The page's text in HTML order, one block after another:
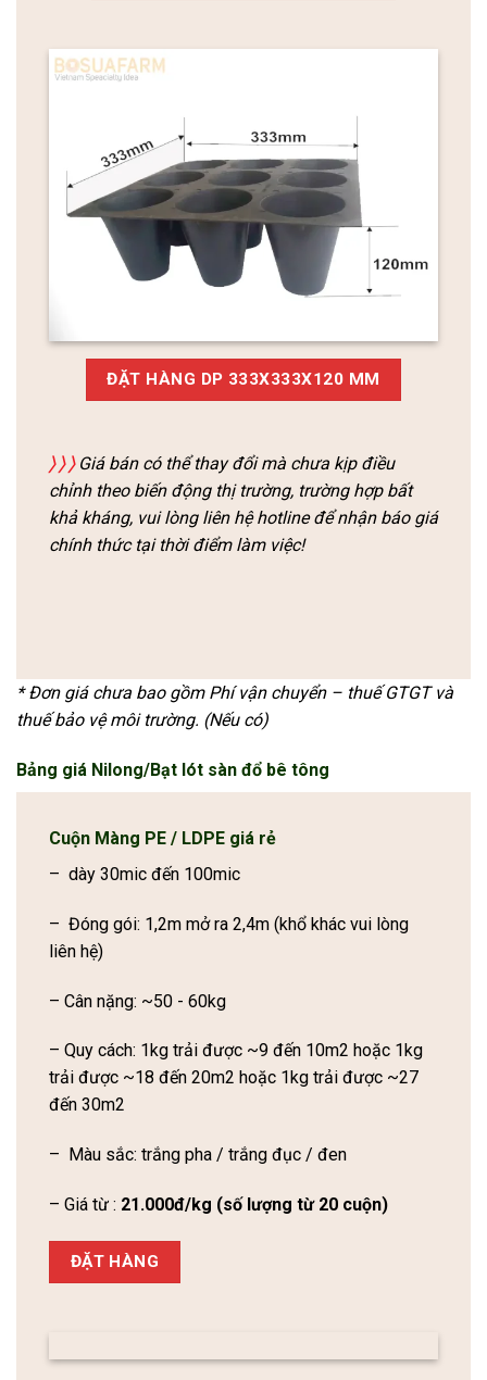
ĐẶT HÀNG DP 333X333X120 MM
〉 〉 〉 Giá bán có thể thay đổi mà chưa kịp điều
chỉnh theo biến động thị trường, trường hợp bất
khả kháng, vui lòng liên hệ hotline để nhận báo giá
chính thức tại thời điểm làm việc!
* Đơn giá chưa bao gồm Phí vận chuyển – thuế GTGT và
thuế bảo vệ môi trường. (Nếu có)
Bảng giá Nilong/Bạt lót sàn đổ bê tông
Cuộn Màng PE / LDPE giá rẻ
– dày 30mic đến 100mic
– Đóng gói: 1,2m mở ra 2,4m (khổ khác vui lòng
liên hệ)
– Cân nặng: ~50 - 60kg
– Quy cách: 1kg trải được ~9 đến 10m2 hoặc 1kg
trải được ~18 đến 20m2 hoặc 1kg trải được ~27
đến 30m2
– Màu sắc: trắng pha / trắng đục / đen
– Giá từ : 21.000đ/kg (số lượng từ 20 cuộn)
ĐẶT HÀNG